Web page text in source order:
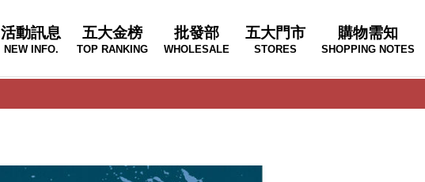
活動訊息
NEW INFO.
五大金榜
TOP RANKING
批發部
WHOLESALE
五大門市
STORES
購物需知
SHOPPING NOTES